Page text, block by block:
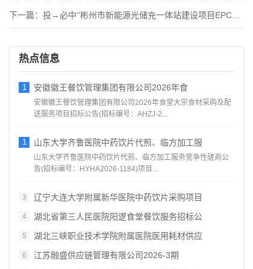
下一篇： 投→必中‘’彬州市新能源光储充一体站建设项目EPC总承包工程
热点信息
1 安徽徽王餐饮管理集团有限公司2026年食
安徽徽王餐饮管理集团有限公司2026年食堂大宗食材采购及配
送服务项目招标公告(招标编号：AHZJ-2...
1 山东大学齐鲁医院中药饮片代煎、临方加工服
山东大学齐鲁医院中药饮片代煎、临方加工服务竞争性磋商公
告(招标编号：HYHA2026-1184)项目...
3 辽宁大连大学附属新华医院中药饮片采购项目
4 湖北省第三人民医院阳逻食堂餐饮服务招标公
5 湖北三峡职业技术学院附属医院医用耗材供应
6 江苏融盛供应链管理有限公司2026‑3期